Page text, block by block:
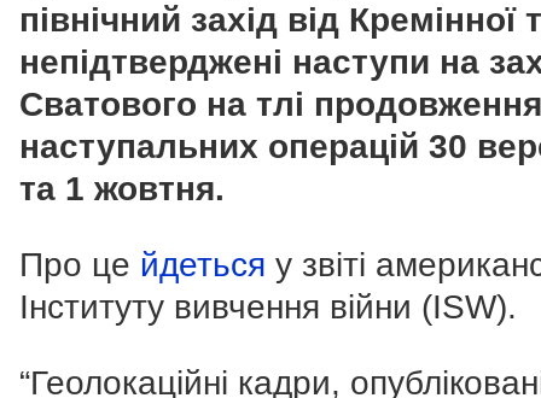
північний захід від Кремінної
непідтверджені наступи на
Сватового на тлі продовження
наступальних операцій 30
та 1 жовтня.
Про це йдеться у звіті
Інституту вивчення війни (ISW).
“Геолокаційні кадри,